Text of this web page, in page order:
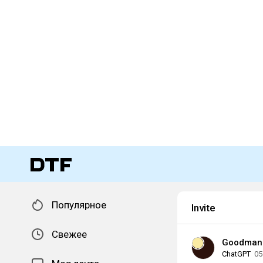
Популярное
Свежее
Invite
Goodman
ChatGPT